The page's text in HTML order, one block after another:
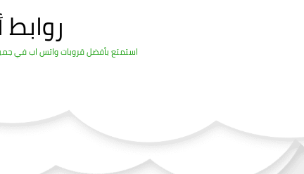
استمتع بأفضل قروبات واتس اب في